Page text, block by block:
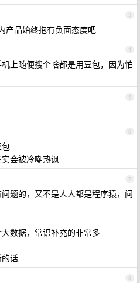
3
产品始终抱有负面态度吧
4
上随便搜个啥都是用豆包，因为怕
5
6
会被冷嘲热讽
7
题的，又不是人人都是程序猿，问
数据，常识补充的非常多
话
8